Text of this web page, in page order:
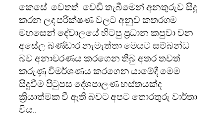
කෙසේ වෙතත් වෙඩි තැබීමෙන් අනතුරුව සිදු
කරන ලද පරීක්ෂණ වලට අනුව කතරගම
මහසෙන් දේවාලයේ හිටපු ප්‍රධාන කපුවා වන
අසේල බණ්ඩාර නැමැත්තා මෙයට සම්බන්ධ
බව අනාවරණය කරගෙන තිබු අතර තවත්
කරුණු විමර්ශණය කරග‌ෙන යාමේදී ‌ම‌ෙම
සිදුවීම පිටුපස ද‌ේශපාලණ හස්තයක්ද
ක්‍රියාත්මක වී ඇති බවට අපට ‌ත‌ොරතුරු වාර්තා
විය..